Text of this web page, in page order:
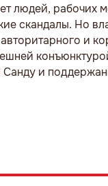
людей,
скандалы. Но
и
и